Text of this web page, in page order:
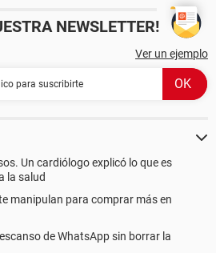
NEWSLETTER!
Ver un ejemplo
Un cardiólogo explicó lo que es
la salud
manipulan para comprar más en
de WhatsApp sin borrar la